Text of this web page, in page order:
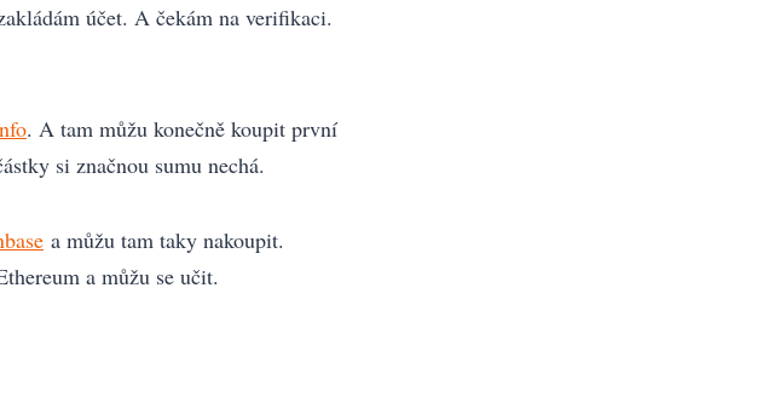
účet. A čekám na verifikaci.
. A tam můžu konečně koupit první
si značnou sumu nechá.
a můžu tam taky nakoupit.
a můžu se učit.